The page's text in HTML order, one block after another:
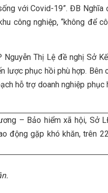
với Covid-19”. ĐB Nghĩa
công nghiệp, “không để
Thị Lệ đề nghị Sở
lược phục hồi phù hợp.
hỗ trợ doanh nghiệp
– Bảo hiểm xã hội, Sở
động gặp khó khăn, trên